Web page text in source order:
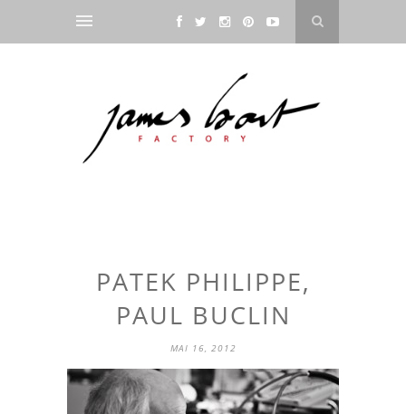
PATEK PHILIPPE,
PAUL BUCLIN
MAI 16, 2012